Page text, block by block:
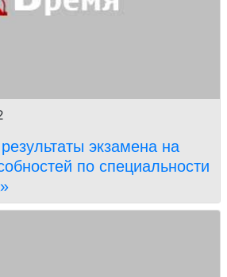
экзамена на
по специальности